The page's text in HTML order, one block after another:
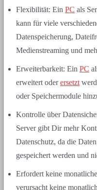
Flexibilität: Ein PC als
kann für viele
Datenspeicherung,
Medienstreaming und
Erweiterbarkeit: Ein PC
erweitert oderersetzt
oder Speichermodule
Kontrolle über
Server gibt Dir mehr
Datenschutz, da die
gespeichert werden und
Erfordert keine
verursacht keine